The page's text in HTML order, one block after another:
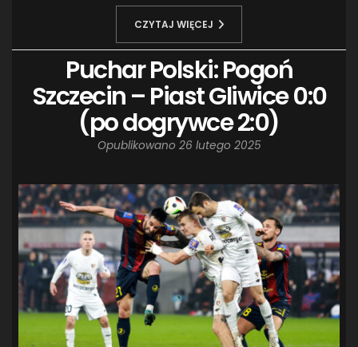
CZYTAJ WIĘCEJ
Puchar Polski: Pogoń
Szczecin – Piast Gliwice 0:0
(po dogrywce 2:0)
Opublikowano 26 lutego 2025